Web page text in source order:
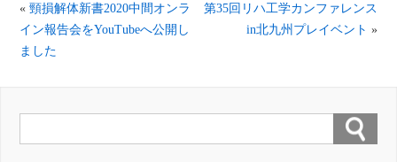
«頸損解体新書2020中間オンラ
イン報告会をYouTubeへ公開し
ました
第35回リハ工学カンファレンス
in北九州プレイベント »